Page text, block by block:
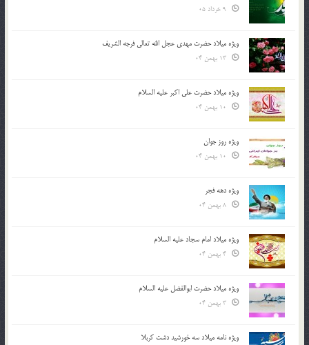
ویژه میلاد حضرت مهدی عجل الله تعالی فرجه الشريف
ویژه میلاد حضرت علی اکبر علیه السلام
ویژه روز جوان
ویژه دهه فجر
ویژه میلاد امام سجاد علیه السلام
ویژه میلاد حضرت ابوالفضل علیه السلام
ویژه نامه میلاد سه خورشید دشت کربلا